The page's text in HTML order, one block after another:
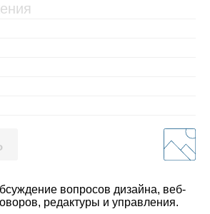
вопросов дизайна, веб-
редактуры и управления.